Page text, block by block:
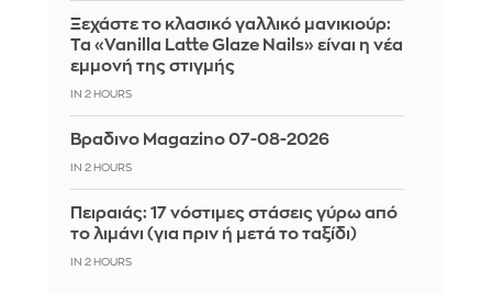
Ξεχάστε το κλασικό γαλλικό μανικιούρ:
Τα «Vanilla Latte Glaze Nails» είναι η νέα
εμμονή της στιγμής
IN 2 HOURS
Βραδινο Magazino 07-08-2026
IN 2 HOURS
Πειραιάς: 17 νόστιμες στάσεις γύρω από
το λιμάνι (για πριν ή μετά το ταξίδι)
IN 2 HOURS